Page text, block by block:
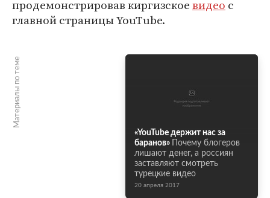
продемонстрировав киргизскоевидео с
главной страницы YouTube.
Материалы по теме
«YouTube держит нас за
баранов»
Почему блогеров
лишают денег, а россиян
заставляют смотреть
турецкие видео
20 апреля 2017